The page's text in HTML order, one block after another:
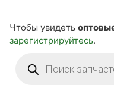
Чтобы увидеть
зарегистрируйтесь.
товаров